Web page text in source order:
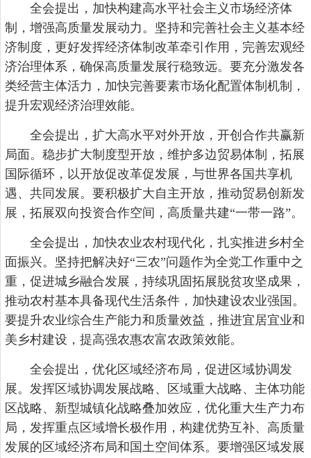
全会提出，加快构建高水平社会主义市场经济体
制，增强高质量发展动力。坚持和完善社会主义基本经
济制度，更好发挥经济体制改革牵引作用，完善宏观经
济治理体系，确保高质量发展行稳致远。要充分激发各
类经营主体活力，加快完善要素市场化配置体制机制，
提升宏观经济治理效能。
全会提出，扩大高水平对外开放，开创合作共赢新
局面。稳步扩大制度型开放，维护多边贸易体制，拓展
国际循环，以开放促改革促发展，与世界各国共享机
遇、共同发展。要积极扩大自主开放，推动贸易创新发
展，拓展双向投资合作空间，高质量共建“一带一路”。
全会提出，加快农业农村现代化，扎实推进乡村全
面振兴。坚持把解决好“三农”问题作为全党工作重中之
重，促进城乡融合发展，持续巩固拓展脱贫攻坚成果，
推动农村基本具备现代生活条件，加快建设农业强国。
要提升农业综合生产能力和质量效益，推进宜居宜业和
美乡村建设，提高强农惠农富农政策效能。
全会提出，优化区域经济布局，促进区域协调发
展。发挥区域协调发展战略、区域重大战略、主体功能
区战略、新型城镇化战略叠加效应，优化重大生产力布
局，发挥重点区域增长极作用，构建优势互补、高质量
发展的区域经济布局和国土空间体系。要增强区域发展